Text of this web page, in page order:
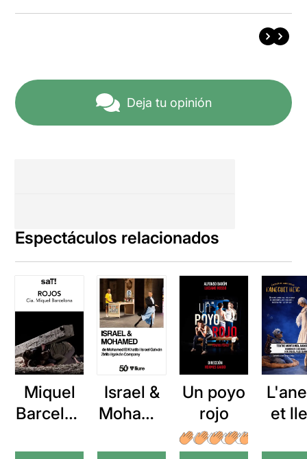
Deja tu opinión
Espectáculos relacionados
Miquel
Barcelon
Israel &
Mohame
Un poyo
rojo
et